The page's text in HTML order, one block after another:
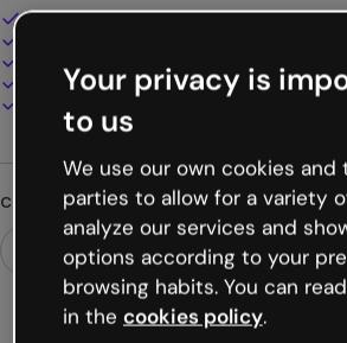
Design interattivo e animato
Presenta, condividi o pubblica online
Scarica in PDF, MP4 e altri formati
Cerchi qualcosa di diverso?
Your privacy is
to us
We use our own cookies
parties to allow for a variety
analyze our services and
options according to your
browsing habits. You can
in the cookies policy.